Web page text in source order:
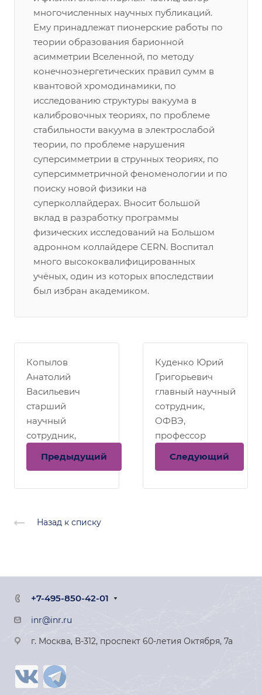
многочисленных научных публикаций.
Ему принадлежат пионерские работы по
теории образования барионной
асимметрии Вселенной, по методу
конечноэнергетических правил сумм в
квантовой хромодинамики, по
исследованию структуры вакуума в
калибровочных теориях, по проблеме
стабильности вакуума в электрослабой
теории, по проблеме нарушения
суперсимметрии в струнных теориях, по
суперсимметричной феноменологии и по
поиску новой физики на
суперколлайдерах. Вносит большой
вклад в разработку программы
физических исследований на Большом
адронном коллайдере CERN. Воспитал
много высококвалифицированных
учёных, один из которых впоследствии
был избран академиком.
Копылов
Анатолий
Васильевич
старший
научный
сотрудник,
Предыдущий
Куденко Юрий
Григорьевич
главный научный
сотрудник,
ОФВЭ,
профессор
Следующий
Назад к списку
+7-495-850-42-01
inr@inr.ru
г. Москва, В-312, проспект 60-летия Октября, 7а